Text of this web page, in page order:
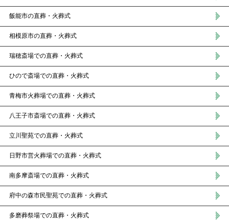
飯能市の直葬・火葬式
相模原市の直葬・火葬式
瑞穂斎場での直葬・火葬式
ひので斎場での直葬・火葬式
青梅市火葬場での直葬・火葬式
八王子市斎場での直葬・火葬式
立川聖苑での直葬・火葬式
日野市営火葬場での直葬・火葬式
南多摩斎場での直葬・火葬式
府中の森市民聖苑での直葬・火葬式
多磨葬祭場での直葬・火葬式